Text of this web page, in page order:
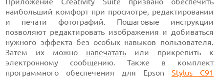
наибольший комфорт при просмотре, редактировании
и печати фотографий. Пошаговые инструкции
позволяют редактировать изображения и добиваться
нужного эффекта без особых навыков пользователя.
Затем их можно напечатать или прикрепить к
электронному сообщению. Также в комплект
программного обеспечения для Epson Stylus C91